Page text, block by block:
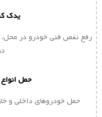
یدک
رفع نقص فنی خودرو در محل،
حمل
حمل خودروهای داخلی و